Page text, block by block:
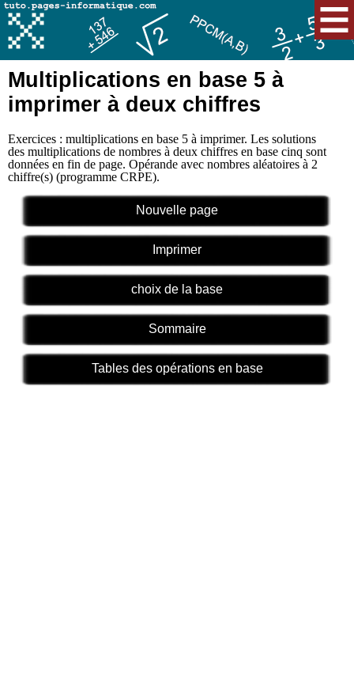
Multiplications en base 5 à
imprimer à deux chiffres
Exercices : multiplications en base 5 à imprimer. Les solutions
des multiplications de nombres à deux chiffres en base cinq sont
données en fin de page. Opérande avec nombres aléatoires à 2
chiffre(s) (programme CRPE).
Nouvelle page
Imprimer
choix de la base
Sommaire
Tables des opérations en base